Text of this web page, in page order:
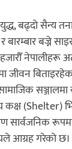
युद्ध, बढ्दो सैन्य
बज्ने
नेपालीहरू
जीवन
सञ्जालमा
कक्ष (Shelter)
सार्वजनिक
आग्रह गरेको छ।